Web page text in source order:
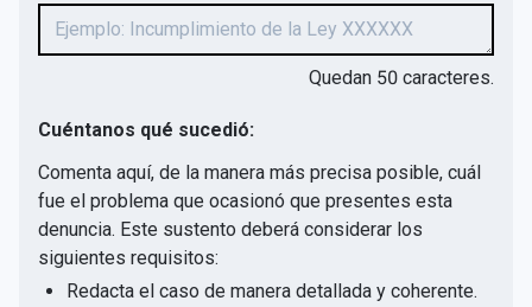
Quedan 50 caracteres.
Cuéntanos qué sucedió:
Comenta aquí, de la manera más precisa posible, cuál
fue el problema que ocasionó que presentes esta
denuncia. Este sustento deberá considerar los
siguientes requisitos:
Redacta el caso de manera detallada y coherente.